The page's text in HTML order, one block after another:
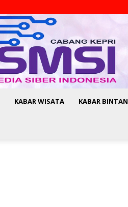
KABAR WISATA KABAR BINTAN